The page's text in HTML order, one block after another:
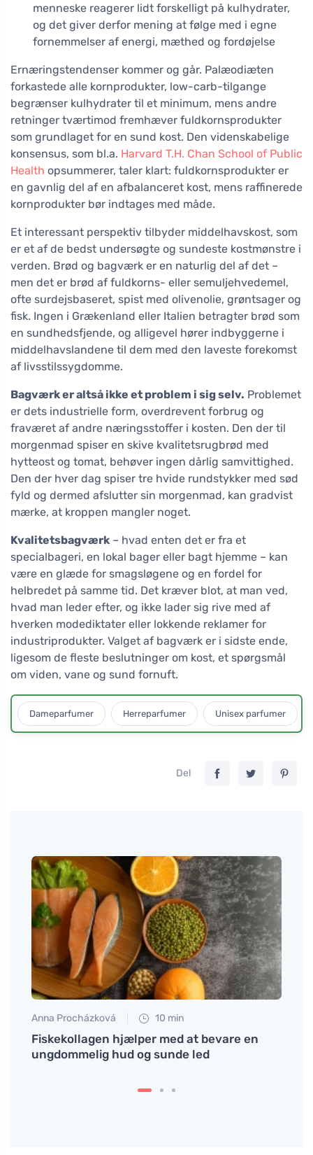
menneske reagerer lidt forskelligt på kulhydrater,
og det giver derfor mening at følge med i egne
fornemmelser af energi, mæthed og fordøjelse
Ernæringstendenser kommer og går. Palæodiæten
forkastede alle kornprodukter, low-carb-tilgange
begrænser kulhydrater til et minimum, mens andre
retninger tværtimod fremhæver fuldkornsprodukter
som grundlaget for en sund kost. Den videnskabelige
konsensus, som bl.a. Harvard T.H. Chan School of Public
Health opsummerer, taler klart: fuldkornsprodukter er
en gavnlig del af en afbalanceret kost, mens raffinerede
kornprodukter bør indtages med måde.
Et interessant perspektiv tilbyder middelhavskost, som
er et af de bedst undersøgte og sundeste kostmønstre i
verden. Brød og bagværk er en naturlig del af det –
men det er brød af fuldkorns- eller semuljehvedemel,
ofte surdejsbaseret, spist med olivenolie, grøntsager og
fisk. Ingen i Grækenland eller Italien betragter brød som
en sundhedsfjende, og alligevel hører indbyggerne i
middelhavslandene til dem med den laveste forekomst
af livsstilssygdomme.
Bagværk er altså ikke et problem i sig selv. Problemet
er dets industrielle form, overdrevent forbrug og
fraværet af andre næringsstoffer i kosten. Den der til
morgenmad spiser en skive kvalitetsrugbrød med
hytteost og tomat, behøver ingen dårlig samvittighed.
Den der hver dag spiser tre hvide rundstykker med sød
fyld og dermed afslutter sin morgenmad, kan gradvist
mærke, at kroppen mangler noget.
Kvalitetsbagværk – hvad enten det er fra et
specialbageri, en lokal bager eller bagt hjemme – kan
være en glæde for smagsløgene og en fordel for
helbredet på samme tid. Det kræver blot, at man ved,
hvad man leder efter, og ikke lader sig rive med af
hverken modediktater eller lokkende reklamer for
industriprodukter. Valget af bagværk er i sidste ende,
ligesom de fleste beslutninger om kost, et spørgsmål
om viden, vane og sund fornuft.
Dameparfumer Herreparfumer Unisex parfumer
Del
Anna Procházková 10 min
Fiskekollagen hjælper med at bevare en
ungdommelig hud og sunde led